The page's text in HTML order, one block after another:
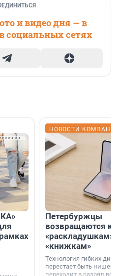
и видео дня — в
социальных сетях
НОВОСТИ
Петербуржцы
возвращаются к
«раскладушкам»
«книжкам»
Технология гибких
перестает быть
переходит в разряд